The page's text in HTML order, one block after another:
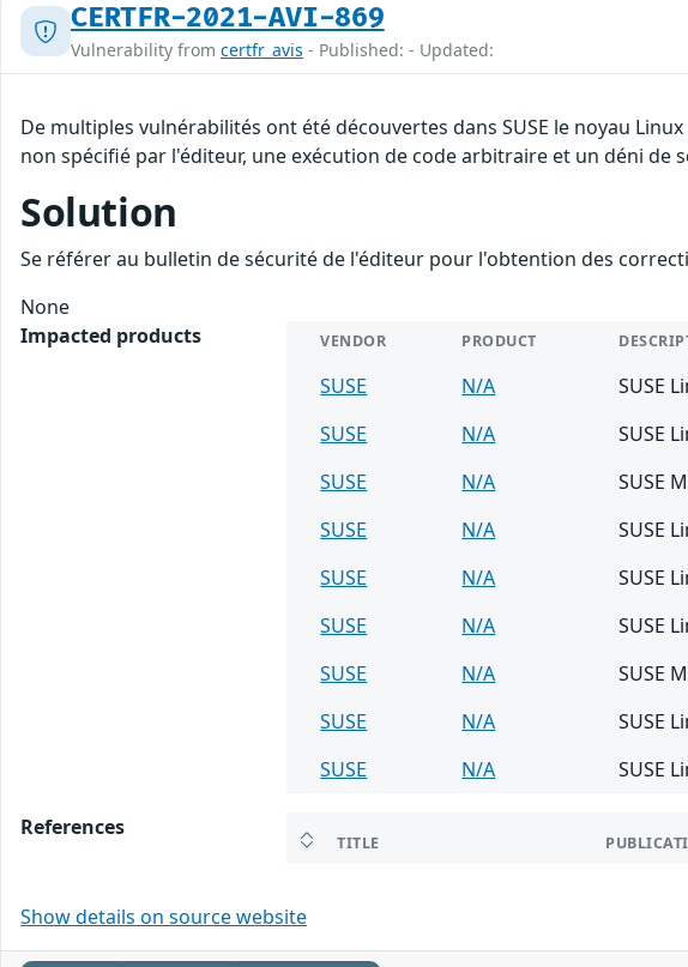
CERTFR-2021-AVI-869
Vulnerability from certfr_avis - Published: - Updated:
De multiples vulnérabilités ont été découvertes dans SUSE le noyau
non spécifié par l'éditeur, une exécution de code arbitraire et un déni de
Solution
Se référer au bulletin de sécurité de l'éditeur pour l'obtention des
None
Impacted products
VENDOR PRODUCT
SUSE N/A
SUSE
SUSE
N/A
SUSE
SUSE
N/A
SUSE
SUSE
N/A
SUSE
SUSE
N/A
SUSE
SUSE
N/A
SUSE
SUSE
N/A
SUSE
SUSE
N/A
SUSE
SUSE
N/A SUSE
References
TITLE
Show details on source website